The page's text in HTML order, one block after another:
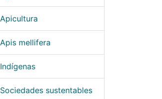
Apicultura
Apis mellifera
Indígenas
Sociedades sustentables